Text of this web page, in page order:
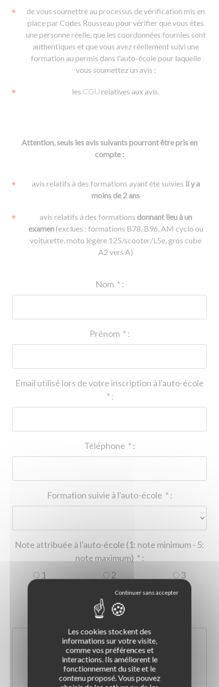
de vous soumettre au processus de vérification mis en
place par Codes Rousseau pour vérifier que vous êtes
une personne réelle, que les coordonnées fournies sont
authentiques et que vous avez réellement suivi une
formation au permis dans l'auto-école pour laquelle
vous soumettez un avis ;
les CGUrelatives aux avis.
Attention, seuls les avis suivants pourront être pris en
compte :
avis relatifs à des formations ayant été suivies il y a
moins de 2 ans
avis relatifs à des formations donnant lieu à un
examen(exclues : formations B78, B96, AM cyclo ou
voiturette, moto légère 125/scooter/L5e, gros cube
A2 vers A)
* :
* :
Email utilisé lors de votre inscription à l'auto-école
* :
* :
* :
Note attribuée à l'auto-école (1: note minimum - 5:
* :
1
2
3
5
Les cookies stockent des
informations sur votre visite,
comme vos préférences et
interactions. Ils améliorent le
fonctionnement du site et le
contenu proposé. Vous pouvez